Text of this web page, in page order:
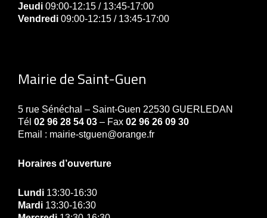
Jeudi 09:00-12:15 / 13:45-17:00
Vendredi 09:00-12:15 / 13:45-17:00
Mairie de Saint-Guen
5 rue Sénéchal – Saint-Guen 22530 GUERLEDAN
Tél 02 96 28 54 03 – Fax 02 96 26 09 30
Email : mairie-stguen@orange.fr
Horaires d’ouverture
Lundi 13:30-16:30
Mardi 13:30-16:30